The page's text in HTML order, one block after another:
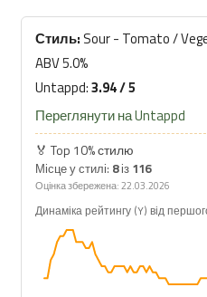
Стиль: Sour - Tomato /
ABV 5.0%
Untappd:3.94 / 5
Переглянути на Untappd
🏅 Top 10% стилю
Місце у стилі: 8із 116
Оцінка збережена: 22.03.2026
Динаміка рейтингу (Y) від